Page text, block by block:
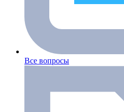
Все вопросы